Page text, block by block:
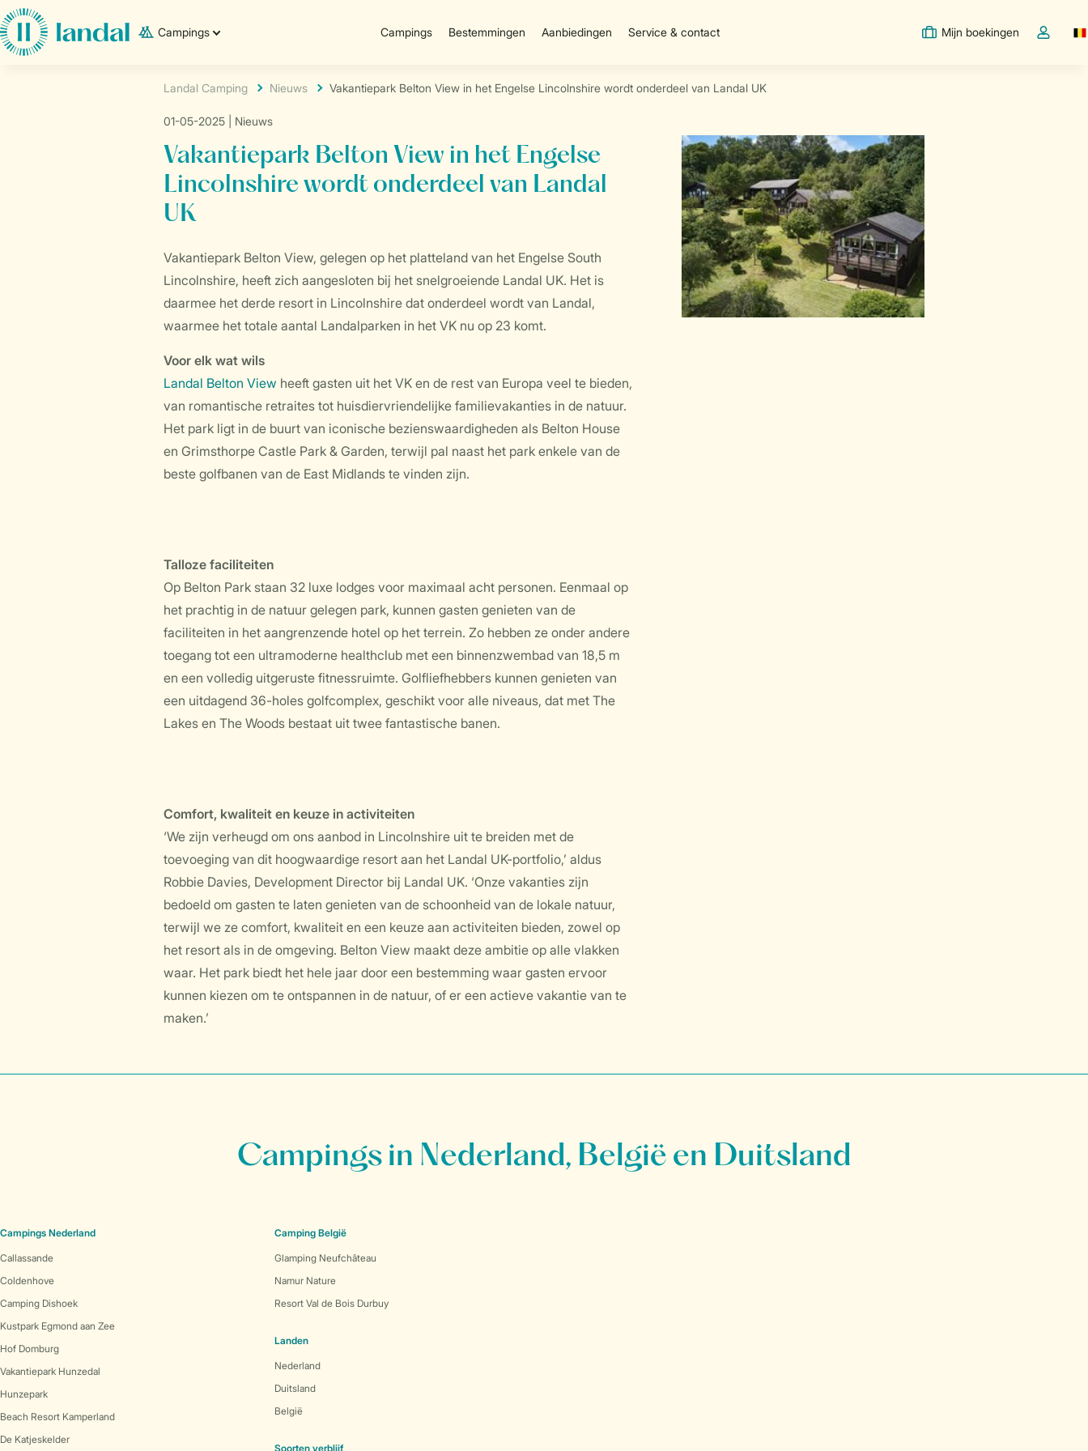
Campings Campings Bestemmingen Aanbiedingen Service & contact Mijn boekingen
Open de
Landal Camping Nieuws Vakantiepark Belton View in het Engelse Lincolnshire wordt onderdeel van Landal UK
01-05-2025 | Nieuws
Vakantiepark Belton View in het Engelse
Lincolnshire wordt onderdeel van Landal
UK
Vakantiepark Belton View, gelegen op het platteland van het Engelse South
Lincolnshire, heeft zich aangesloten bij het snelgroeiende Landal UK. Het is
daarmee het derde resort in Lincolnshire dat onderdeel wordt van Landal,
waarmee het totale aantal Landalparken in het VK nu op 23 komt.
Voor elk wat wils
Landal Belton View heeft gasten uit het VK en de rest van Europa veel te bieden,
van romantische retraites tot huisdiervriendelijke familievakanties in de natuur.
Het park ligt in de buurt van iconische bezienswaardigheden als Belton House
en Grimsthorpe Castle Park & Garden, terwijl pal naast het park enkele van de
beste golfbanen van de East Midlands te vinden zijn.
Talloze faciliteiten
Op Belton Park staan 32 luxe lodges voor maximaal acht personen. Eenmaal op
het prachtig in de natuur gelegen park, kunnen gasten genieten van de
faciliteiten in het aangrenzende hotel op het terrein. Zo hebben ze onder andere
toegang tot een ultramoderne healthclub met een binnenzwembad van 18,5 m
en een volledig uitgeruste fitnessruimte. Golfliefhebbers kunnen genieten van
een uitdagend 36-holes golfcomplex, geschikt voor alle niveaus, dat met The
Lakes en The Woods bestaat uit twee fantastische banen.
Comfort, kwaliteit en keuze in activiteiten
‘We zijn verheugd om ons aanbod in Lincolnshire uit te breiden met de
toevoeging van dit hoogwaardige resort aan het Landal UK-portfolio,’ aldus
Robbie Davies, Development Director bij Landal UK. ‘Onze vakanties zijn
bedoeld om gasten te laten genieten van de schoonheid van de lokale natuur,
terwijl we ze comfort, kwaliteit en een keuze aan activiteiten bieden, zowel op
het resort als in de omgeving. Belton View maakt deze ambitie op alle vlakken
waar. Het park biedt het hele jaar door een bestemming waar gasten ervoor
kunnen kiezen om te ontspannen in de natuur, of er een actieve vakantie van te
maken.’
Campings in Nederland, België en Duitsland
Campings Nederland
Callassande
Coldenhove
Camping Dishoek
Kustpark Egmond aan Zee
Hof Domburg
Vakantiepark Hunzedal
Hunzepark
Beach Resort Kamperland
De Katjeskelder
Camping België
Glamping Neufchâteau
Namur Nature
Resort Val de Bois Durbuy
Landen
Nederland
Duitsland
België
Soorten verblijf